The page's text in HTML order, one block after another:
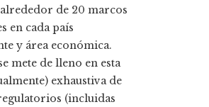
de 20 marcos
en cada país
y área económica.
mete de lleno en esta
exhaustiva de
(incluidas